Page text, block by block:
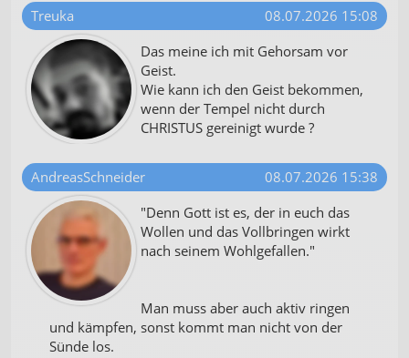
Treuka
08.07.2026 15:08
Das meine ich mit Gehorsam vor
Geist.
Wie kann ich den Geist bekommen,
wenn der Tempel nicht durch
CHRISTUS gereinigt wurde ?
AndreasSchneider
08.07.2026 15:38
"Denn Gott ist es, der in euch das
Wollen und das Vollbringen wirkt
nach seinem Wohlgefallen."
Man muss aber auch aktiv ringen
und kämpfen, sonst kommt man nicht von der
Sünde los.